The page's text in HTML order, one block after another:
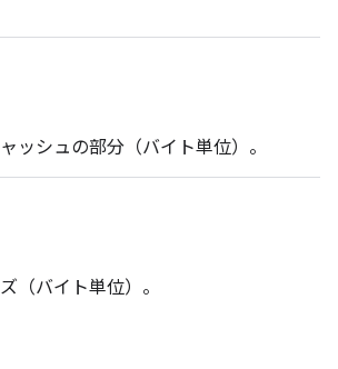
ッシュの部分（バイト単位）。
（バイト単位）。